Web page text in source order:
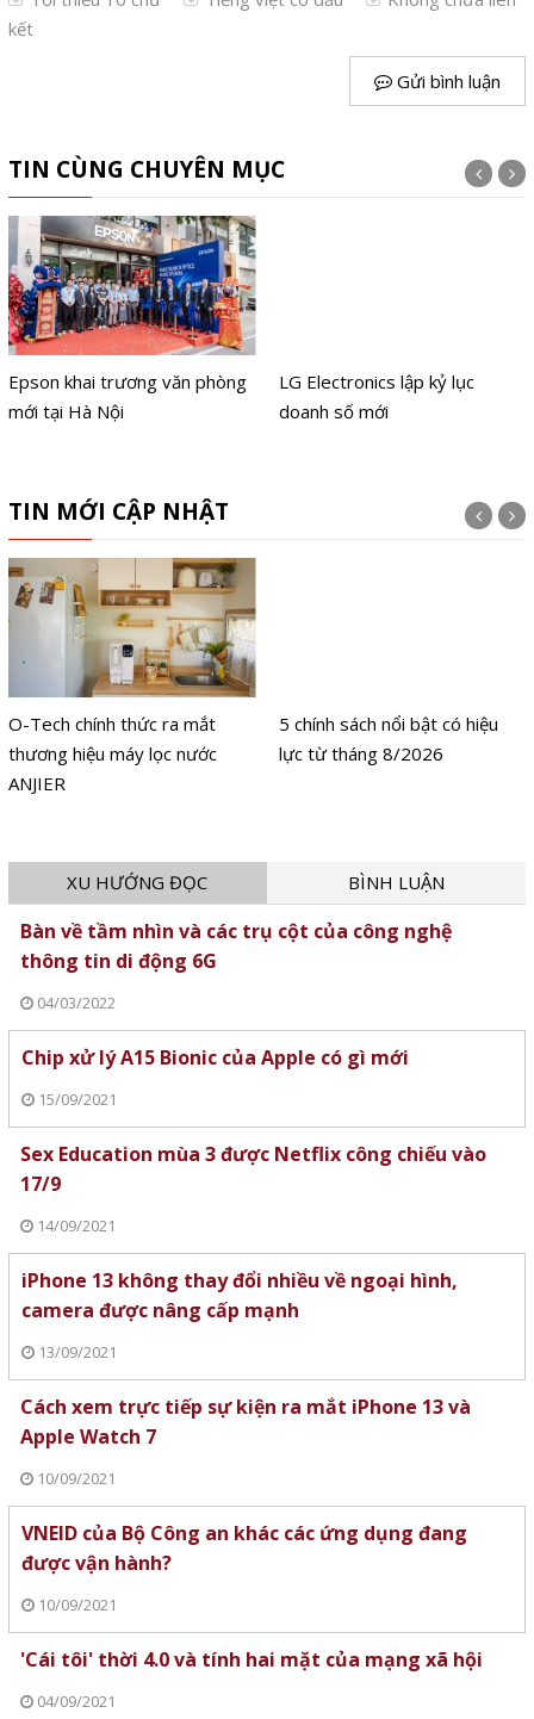
kết
Gửi bình luận
TIN CÙNG CHUYÊN MỤC
Epson khai trương văn phòng
mới tại Hà Nội
LG Electronics lập kỷ lục
doanh số mới
TIN MỚI CẬP NHẬT
O-Tech chính thức ra mắt
thương hiệu máy lọc nước
ANJIER
5 chính sách nổi bật có hiệu
lực từ tháng 8/2026
XU HƯỚNG ĐỌC BÌNH LUẬN
Bàn về tầm nhìn và các trụ cột của công nghệ
thông tin di động 6G
04/03/2022
Chip xử lý A15 Bionic của Apple có gì mới
15/09/2021
Sex Education mùa 3 được Netflix công chiếu vào
17/9
14/09/2021
iPhone 13 không thay đổi nhiều về ngoại hình,
camera được nâng cấp mạnh
13/09/2021
Cách xem trực tiếp sự kiện ra mắt iPhone 13 và
Apple Watch 7
10/09/2021
VNEID của Bộ Công an khác các ứng dụng đang
được vận hành?
10/09/2021
'Cái tôi' thời 4.0 và tính hai mặt của mạng xã hội
04/09/2021